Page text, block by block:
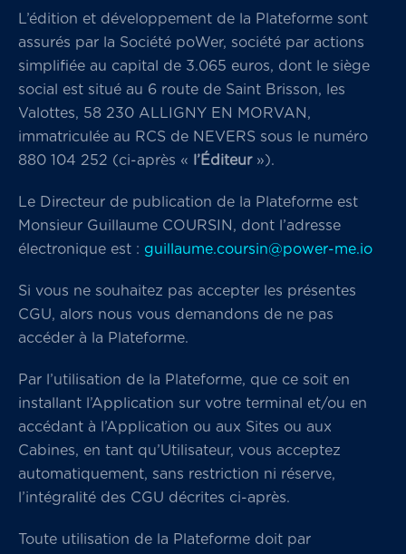
L’édition et développement de la Plateforme sont
assurés par la Société poWer, société par actions
simplifiée au capital de 3.065 euros, dont le siège
social est situé au 6 route de Saint Brisson, les
Valottes, 58 230 ALLIGNY EN MORVAN,
immatriculée au RCS de NEVERS sous le numéro
880 104 252 (ci-après «
l’Éditeur»).
Le Directeur de publication de la Plateforme est
Monsieur Guillaume COURSIN, dont l’adresse
électronique est : guillaume.coursin@power-me.io
Si vous ne souhaitez pas accepter les présentes
CGU, alors nous vous demandons de ne pas
accéder à la Plateforme.
Par l’utilisation de la Plateforme, que ce soit en
installant l’Application sur votre terminal et/ou en
accédant à l’Application ou aux Sites ou aux
Cabines, en tant qu’Utilisateur, vous acceptez
automatiquement, sans restriction ni réserve,
l’intégralité des CGU décrites ci-après.
Toute utilisation de la Plateforme doit par